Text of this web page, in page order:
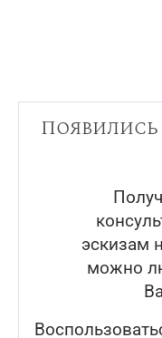
эскизам
можно